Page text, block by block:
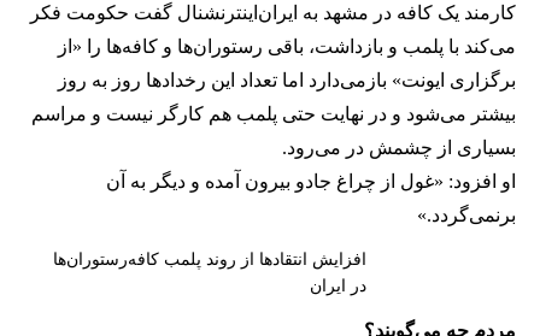
کارمند یک کافه در مشهد به ایران‌اینترنشنال گفت حکومت فکر
می‌کند با پلمب و بازداشت، باقی رستوران‌ها و کافه‌ها را «از
برگزاری ایونت» بازمی‌دارد اما تعداد این رخدادها روز به روز
بیشتر می‌شود و در نهایت حتی پلمب هم کارگر نیست و مراسم
بسیاری از چشمش در می‌رود.
او افزود: «غول از چراغ جادو بیرون آمده و دیگر به آن
برنمی‎‌گردد.»
افزایش انتقادها از روند پلمب کافه‌رستوران‌ها
در ایران
مردم چه می‌گویند؟